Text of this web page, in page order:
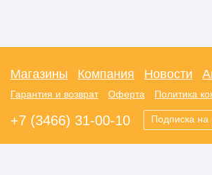
Магазины Компания Новости
Гарантия и возврат Оферта Политика
+7 (3466) 31-00-10 Подписка на